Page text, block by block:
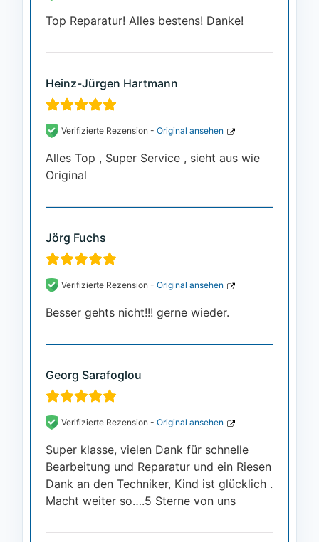
Top Reparatur! Alles bestens! Danke!
Heinz-Jürgen Hartmann
Verifizierte Rezension - Original ansehen
Alles Top , Super Service , sieht aus wie
Original
Jörg Fuchs
Verifizierte Rezension - Original ansehen
Besser gehts nicht!!! gerne wieder.
Georg Sarafoglou
Verifizierte Rezension - Original ansehen
Super klasse, vielen Dank für schnelle
Bearbeitung und Reparatur und ein Riesen
Dank an den Techniker, Kind ist glücklich .
Macht weiter so….5 Sterne von uns